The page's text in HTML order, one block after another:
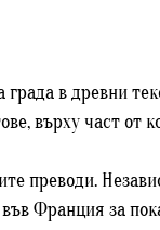
в древни
върху част от
преводи.
Франция за